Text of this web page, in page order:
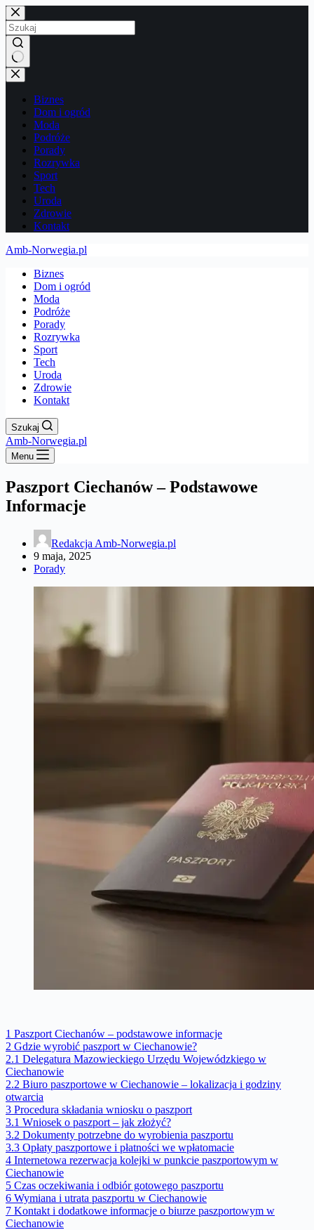
Przejdź
do
treści
Brak
wyników
Biznes
Dom i ogród
Moda
Podróże
Porady
Rozrywka
Sport
Tech
Uroda
Zdrowie
Kontakt
Amb-Norwegia.pl
Biznes
Dom i ogród
Moda
Podróże
Porady
Rozrywka
Sport
Tech
Uroda
Zdrowie
Kontakt
Szukaj
Amb-Norwegia.pl
Menu
Paszport Ciechanów – Podstawowe
Informacje
Redakcja Amb-Norwegia.pl
9 maja, 2025
Porady
1 Paszport Ciechanów – podstawowe informacje
2 Gdzie wyrobić paszport w Ciechanowie?
2.1 Delegatura Mazowieckiego Urzędu Wojewódzkiego w
Ciechanowie
2.2 Biuro paszportowe w Ciechanowie – lokalizacja i godziny
otwarcia
3 Procedura składania wniosku o paszport
3.1 Wniosek o paszport – jak złożyć?
3.2 Dokumenty potrzebne do wyrobienia paszportu
3.3 Opłaty paszportowe i płatności we wpłatomacie
4 Internetowa rezerwacja kolejki w punkcie paszportowym w
Ciechanowie
5 Czas oczekiwania i odbiór gotowego paszportu
6 Wymiana i utrata paszportu w Ciechanowie
7 Kontakt i dodatkowe informacje o biurze paszportowym w
Ciechanowie